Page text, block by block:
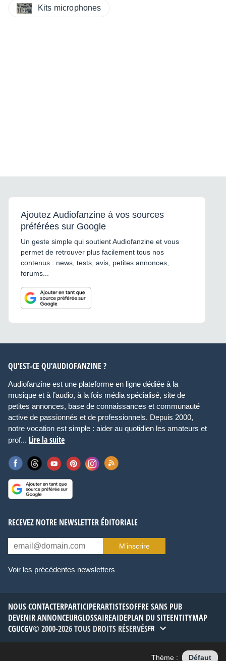
Kits microphones
Ajoutez Audiofanzine à vos sources
préférées sur Google
Un geste simple qui soutient Audiofanzine et vous
permet de retrouver plus facilement tous nos
contenus : news, tests, avis, petites annonces,
forums...
QU’EST-CE QU’AUDIOFANZINE ?
Audiofanzine est une plateforme en ligne dédiée à la
musique et à l’audio, à la fois média spécialisé, site de
petites annonces, base de connaissances et communauté
active de passionnés et de professionnels. Depuis 2000,
notre vocation est simple : aider au quotidien les amateurs et
prof... Lire la suite
RECEVEZ NOTRE NEWSLETTER ÉDITORIALE
M’inscrire
Voir les précédentes newsletters
NOUS CONTACTERPARTICIPERARTISTESOFFRE SANS PUB
DEVENIR ANNONCEURGLOSSAIREAIDEPLAN DU SITEENTITYMAP
CGUCGV© 2000-2026 TOUS DROITS RÉSERVÉSFR
Thème : Défaut